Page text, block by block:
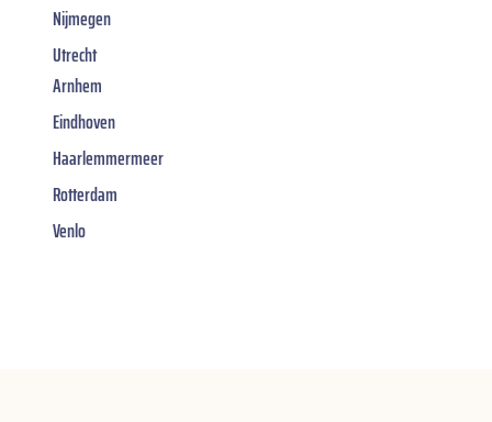
Nijmegen
Utrecht
Arnhem
Eindhoven
Haarlemmermeer
Rotterdam
Venlo